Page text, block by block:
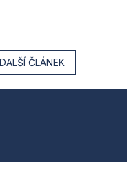
DALŠÍ ČLÁNEK